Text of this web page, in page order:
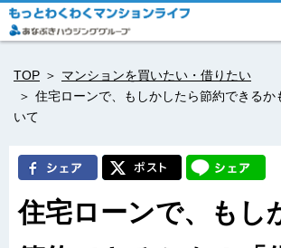
TOP
マンションを買いたい・借りたい
住宅ローンで、もしかしたら節約できるか
いて
住宅ローンで、もし